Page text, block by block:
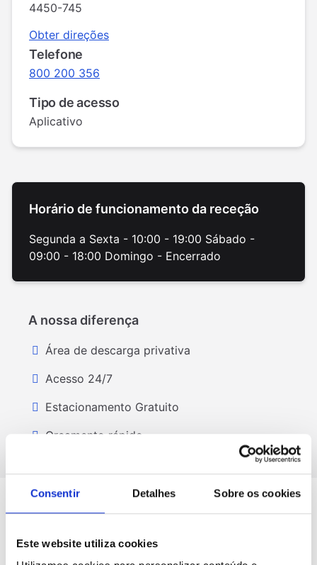
Consentir Detalhes Sobre os cookies
Este website utiliza cookies
4450-745
Obter direções
Telefone
800 200 356
Tipo de acesso
Aplicativo
Horário de funcionamento da receção
Segunda a Sexta - 10:00 - 19:00 Sábado -
09:00 - 18:00 Domingo - Encerrado
A nossa diferença
Área de descarga privativa
Acesso 24/7
Estacionamento Gratuito
Orçamento rápido
Boxes de Self-Storage Para
Todas as Necessidades